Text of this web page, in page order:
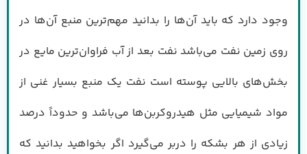
وجود دارد که باید آن‌ها را بدانید مهم‌ترین منبع آن‌ها در
روی زمین نفت می‌باشد نفت بعد از آب فراوان‌ترین مایع در
بخش‌های بالایی پوسته است نفت یک منبع بسیار غنی از
مواد شیمیایی مثل هیدروکربن‌ها می‌باشد و حدوداً درصد
زیادی از هر بشکه را دربر می‌گیرد اگر بخواهید بدانید که